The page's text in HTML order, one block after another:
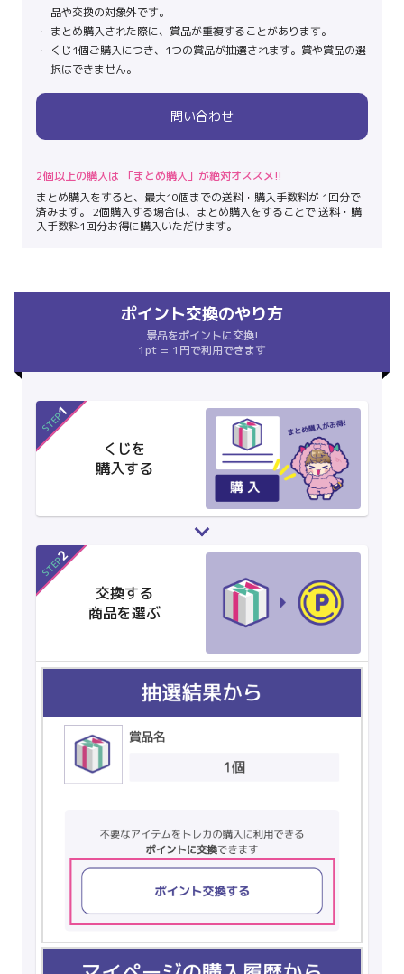
品や交換の対象外です。
まとめ購入された際に、賞品が重複することがあります。
くじ1個ご購入につき、1つの賞品が抽選されます。賞や賞品の選
択はできません。
問い合わせ
2個以上の購入は 「まとめ購入」が絶対オススメ!!
まとめ購入をすると、最大10個までの送料・購入手数料が 1回分で
済みます。 2個購入する場合は、まとめ購入をすることで 送料・購
入手数料1回分お得に購入いただけます。
ポイント交換のやり方
景品をポイントに交換!
1pt = 1円で利用できます
STEP1
くじを
購入する
STEP2
交換する
商品を選ぶ